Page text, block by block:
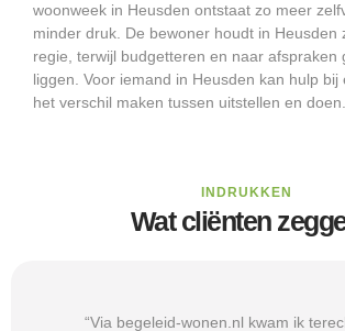
woonweek in Heusden ontstaat zo meer
minder druk. De bewoner houdt in Heusden
regie, terwijl budgetteren en naar afspraken
liggen. Voor iemand in Heusden kan hulp
het verschil maken tussen uitstellen en doen.
INDRUKKEN
Wat cliënten
“Via begeleid-wonen.nl kwam ik